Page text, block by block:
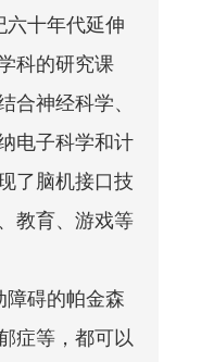
六十年代延伸
科的研究课
合神经科学、
电子科学和计
了脑机接口技
教育、游戏等
障碍的帕金森
症等，都可以